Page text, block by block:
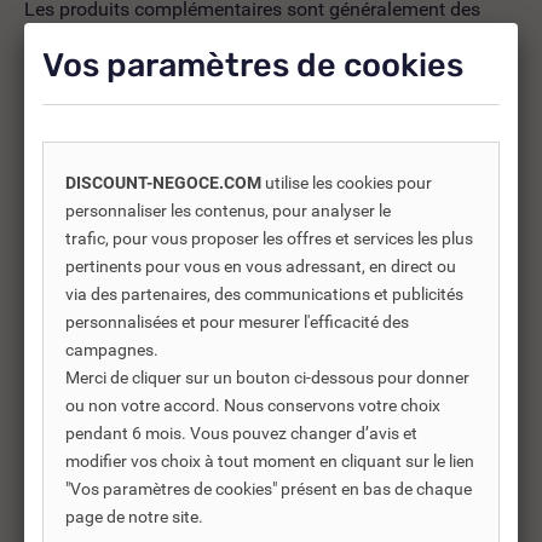
Les produits complémentaires sont généralement des
d’améliorer l’utilisation soit répondre à des besoins
supplémentaires.
-30%
REF DNC :
Vos paramètres de cookies
DISCOUNT-NEGOCE.COM utilise les cookies pour
personnaliser les contenus, pour analyser le
trafic, pour vous proposer les offres et services les plus
pertinents pour vous en vous adressant, en direct ou
via des partenaires, des communications et publicités
personnalisées et pour mesurer l'efficacité des
campagnes.
Merci de cliquer sur un bouton ci-dessous pour donner
ou non votre accord. Nous conservons votre choix
pendant 6 mois. Vous pouvez changer d’avis et
modifier vos choix à tout moment en cliquant sur le lien
"Vos paramètres de cookies" présent en bas de chaque
page de notre site.